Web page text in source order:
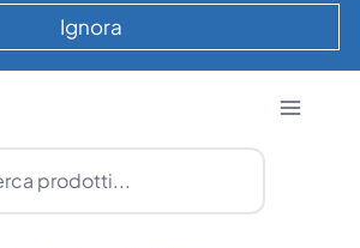
Ignora